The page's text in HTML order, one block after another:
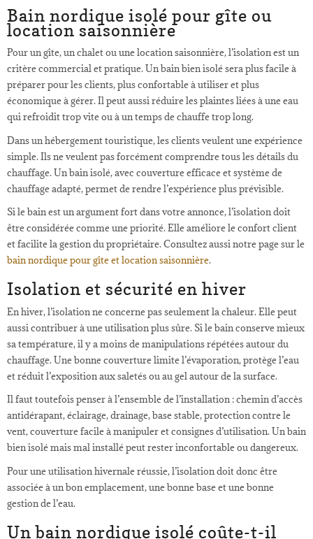
Bain nordique isolé pour gîte ou
location saisonnière
Pour un gîte, un chalet ou une location saisonnière, l’isolation est un
critère commercial et pratique. Un bain bien isolé sera plus facile à
préparer pour les clients, plus confortable à utiliser et plus
économique à gérer. Il peut aussi réduire les plaintes liées à une eau
qui refroidit trop vite ou à un temps de chauffe trop long.
Dans un hébergement touristique, les clients veulent une expérience
simple. Ils ne veulent pas forcément comprendre tous les détails du
chauffage. Un bain isolé, avec couverture efficace et système de
chauffage adapté, permet de rendre l’expérience plus prévisible.
Si le bain est un argument fort dans votre annonce, l’isolation doit
être considérée comme une priorité. Elle améliore le confort client
et facilite la gestion du propriétaire. Consultez aussi notre page sur le
bain nordique pour gîte et location saisonnière.
Isolation et sécurité en hiver
En hiver, l’isolation ne concerne pas seulement la chaleur. Elle peut
aussi contribuer à une utilisation plus sûre. Si le bain conserve mieux
sa température, il y a moins de manipulations répétées autour du
chauffage. Une bonne couverture limite l’évaporation, protège l’eau
et réduit l’exposition aux saletés ou au gel autour de la surface.
Il faut toutefois penser à l’ensemble de l’installation : chemin d’accès
antidérapant, éclairage, drainage, base stable, protection contre le
vent, couverture facile à manipuler et consignes d’utilisation. Un bain
bien isolé mais mal installé peut rester inconfortable ou dangereux.
Pour une utilisation hivernale réussie, l’isolation doit donc être
associée à un bon emplacement, une bonne base et une bonne
gestion de l’eau.
Un bain nordique isolé coûte-t-il